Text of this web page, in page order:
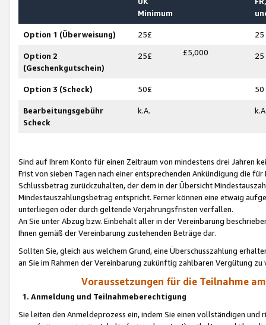
Minimum
Option 1 (Überweisung) 25£ 25
Option 2
(Geschenkgutschein)
25£ £5,000 25
Option 3 (Scheck) 50£ 50
Bearbeitungsgebühr
Scheck
k.A.
Sind auf Ihrem Konto für einen Zeitraum von mindestens drei Jahren
Frist von sieben Tagen nach einer entsprechenden Ankündigung die
Schlussbetrag zurückzuhalten, der dem in der Übersicht
Mindestauszahlungsbetrag entspricht. Ferner können eine etwaig
unterliegen oder durch geltende Verjährungsfristen verfallen.
An Sie unter Abzug bzw. Einbehalt aller in der Vereinbarung
Ihnen gemäß der Vereinbarung zustehenden Beträge dar.
Sollten Sie, gleich aus welchem Grund, eine Überschusszahlung
an Sie im Rahmen der Vereinbarung zukünftig zahlbaren Vergütung zu
Voraussetzungen für die Teilnahme
1. Anmeldung und Teilnahmeberechtigung
Sie leiten den Anmeldeprozess ein, indem Sie einen vollständigen